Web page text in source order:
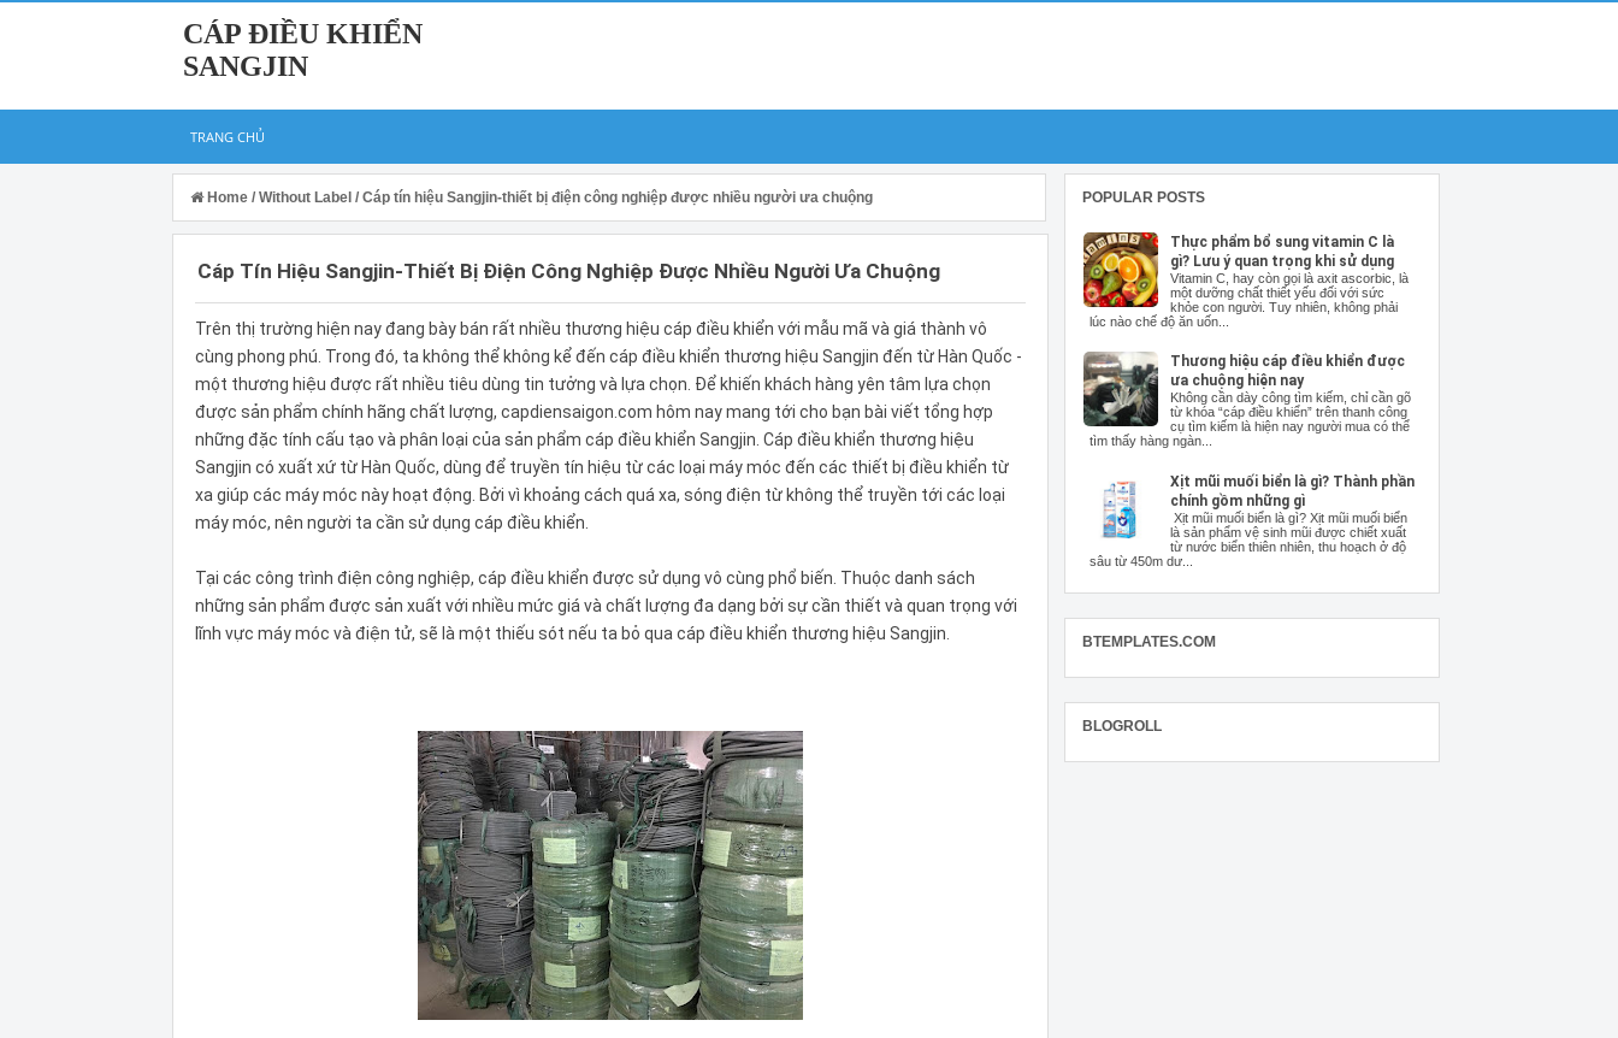
CÁP ĐIỀU KHIỂN
SANGJIN
TRANG CHỦ
Home / Without Label / Cáp tín hiệu Sangjin-thiết bị điện công nghiệp được nhiều người ưa chuộng
Cáp Tín Hiệu Sangjin-Thiết Bị Điện Công Nghiệp Được Nhiều Người Ưa Chuộng
Trên thị trường hiện nay đang bày bán rất nhiều thương hiệu cáp điều khiển với mẫu mã và giá thành vô
cùng phong phú. Trong đó, ta không thể không kể đến cáp điều khiển thương hiệu Sangjin đến từ Hàn Quốc -
một thương hiệu được rất nhiều tiêu dùng tin tưởng và lựa chọn. Để khiến khách hàng yên tâm lựa chọn
được sản phẩm chính hãng chất lượng, capdiensaigon.com hôm nay mang tới cho bạn bài viết tổng hợp
những đặc tính cấu tạo và phân loại của sản phẩm cáp điều khiển Sangjin. Cáp điều khiển thương hiệu
Sangjin có xuất xứ từ Hàn Quốc, dùng để truyền tín hiệu từ các loại máy móc đến các thiết bị điều khiển từ
xa giúp các máy móc này hoạt động. Bởi vì khoảng cách quá xa, sóng điện từ không thể truyền tới các loại
máy móc, nên người ta cần sử dụng cáp điều khiển.
Tại các công trình điện công nghiệp, cáp điều khiển được sử dụng vô cùng phổ biến. Thuộc danh sách
những sản phẩm được sản xuất với nhiều mức giá và chất lượng đa dạng bởi sự cần thiết và quan trọng với
lĩnh vực máy móc và điện tử, sẽ là một thiếu sót nếu ta bỏ qua cáp điều khiển thương hiệu Sangjin.
POPULAR POSTS
Thực phẩm bổ sung vitamin C là
gì? Lưu ý quan trọng khi sử dụng
Vitamin C, hay còn gọi là axit ascorbic, là
một dưỡng chất thiết yếu đối với sức
khỏe con người. Tuy nhiên, không phải
lúc nào chế độ ăn uốn...
Thương hiệu cáp điều khiển được
ưa chuộng hiện nay
Không cần dày công tìm kiếm, chỉ cần gõ
từ khóa “cáp điều khiển” trên thanh công
cụ tìm kiếm là hiện nay người mua có thể
tìm thấy hàng ngàn...
Xịt mũi muối biển là gì? Thành phần
chính gồm những gì
Xịt mũi muối biển là gì? Xịt mũi muối biển
là sản phẩm vệ sinh mũi được chiết xuất
từ nước biển thiên nhiên, thu hoạch ở độ
sâu từ 450m dư...
BTEMPLATES.COM
BLOGROLL